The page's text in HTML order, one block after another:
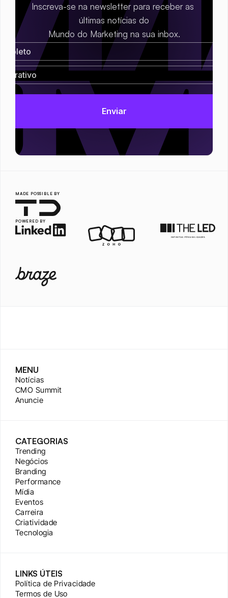
Inscreva-se na newsletter para receber as
últimas notícias do
Mundo do Marketing na sua inbox.
MADE POSSIBLE BY
POWERED BY
MENU
Notícias
CMO Summit
Anuncie
CATEGORIAS
Trending
Negócios
Branding
Performance
Mídia
Eventos
Carreira
Criatividade
Tecnologia
LINKS ÚTEIS
Política de Privacidade
Termos de Uso